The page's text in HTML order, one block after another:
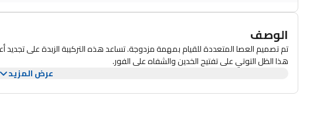
الوصف
تم تصميم العصا المتعددة للقيام بمهمة مزدوجة. تساعد هذه التركيبة الزبدة على
هذا الظل التوتي على تفتيح الخدين والشفاه على الفور.
عرض المزيد